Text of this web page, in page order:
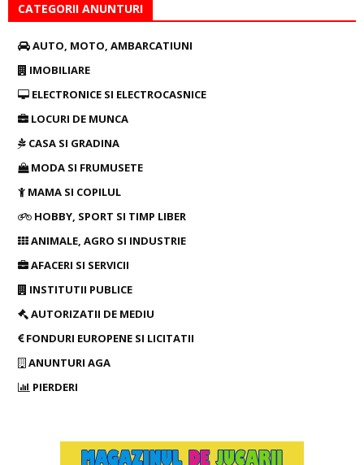
CATEGORII ANUNTURI
AUTO, MOTO, AMBARCATIUNI
IMOBILIARE
ELECTRONICE SI ELECTROCASNICE
LOCURI DE MUNCA
CASA SI GRADINA
MODA SI FRUMUSETE
MAMA SI COPILUL
HOBBY, SPORT SI TIMP LIBER
ANIMALE, AGRO SI INDUSTRIE
AFACERI SI SERVICII
INSTITUTII PUBLICE
AUTORIZATII DE MEDIU
FONDURI EUROPENE SI LICITATII
ANUNTURI AGA
PIERDERI